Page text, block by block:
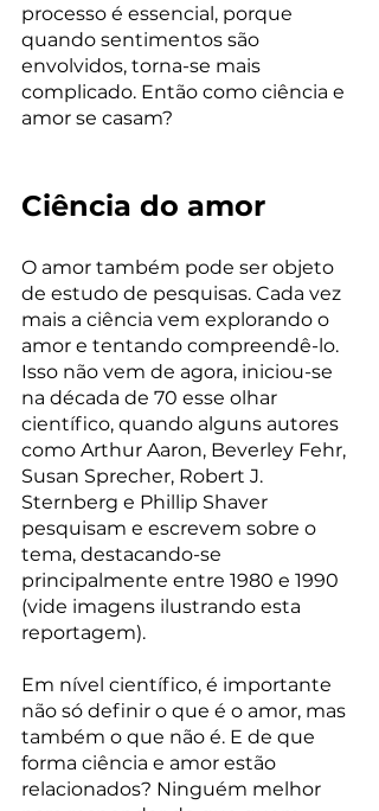
processo é essencial, porque
quando sentimentos são
envolvidos, torna-se mais
complicado. Então como ciência e
amor se casam?
Ciência do amor
O amor também pode ser objeto
de estudo de pesquisas. Cada vez
mais a ciência vem explorando o
amor e tentando compreendê-lo.
Isso não vem de agora, iniciou-se
na década de 70 esse olhar
científico, quando alguns autores
como Arthur Aaron, Beverley Fehr,
Susan Sprecher, Robert J.
Sternberg e Phillip Shaver
pesquisam e escrevem sobre o
tema, destacando-se
principalmente entre 1980 e 1990
(vide imagens ilustrando esta
reportagem).
Em nível científico, é importante
não só definir o que é o amor, mas
também o que não é. E de que
forma ciência e amor estão
relacionados? Ninguém melhor